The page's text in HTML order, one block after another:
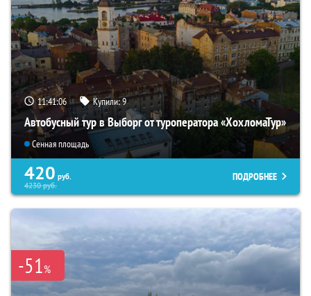
11:41:04 Купили:9
Автобусный тур в Выборг от туроператора «ХохломаТур»
Сенная площадь
420 руб.
4230руб.
ПОДРОБНЕЕ
-51%